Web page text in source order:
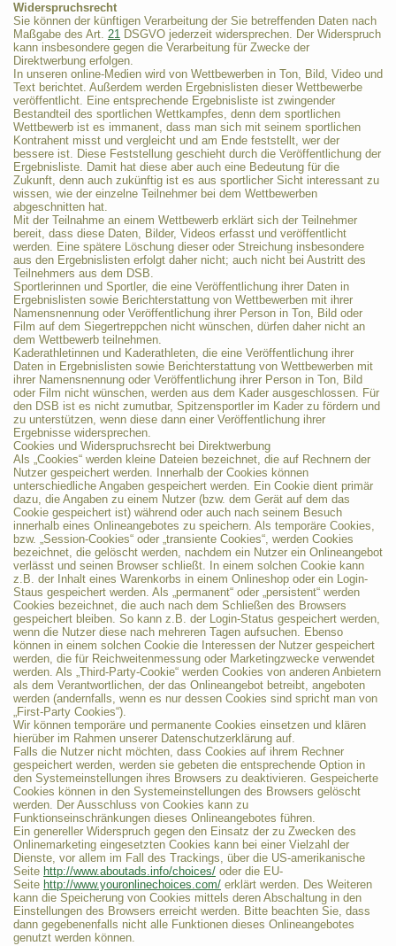
Widerspruchsrecht
Sie können der künftigen Verarbeitung der Sie betreffenden Daten nach
Maßgabe des Art. 21 DSGVO jederzeit widersprechen. Der Widerspruch
kann insbesondere gegen die Verarbeitung für Zwecke der
Direktwerbung erfolgen.
In unseren online-Medien wird von Wettbewerben in Ton, Bild, Video und
Text berichtet. Außerdem werden Ergebnislisten dieser Wettbewerbe
veröffentlicht. Eine entsprechende Ergebnisliste ist zwingender
Bestandteil des sportlichen Wettkampfes, denn dem sportlichen
Wettbewerb ist es immanent, dass man sich mit seinem sportlichen
Kontrahent misst und vergleicht und am Ende feststellt, wer der
bessere ist. Diese Feststellung geschieht durch die Veröffentlichung der
Ergebnisliste. Damit hat diese aber auch eine Bedeutung für die
Zukunft, denn auch zukünftig ist es aus sportlicher Sicht interessant zu
wissen, wie der einzelne Teilnehmer bei dem Wettbewerben
abgeschnitten hat.
Mit der Teilnahme an einem Wettbewerb erklärt sich der Teilnehmer
bereit, dass diese Daten, Bilder, Videos erfasst und veröffentlicht
werden. Eine spätere Löschung dieser oder Streichung insbesondere
aus den Ergebnislisten erfolgt daher nicht; auch nicht bei Austritt des
Teilnehmers aus dem DSB.
Sportlerinnen und Sportler, die eine Veröffentlichung ihrer Daten in
Ergebnislisten sowie Berichterstattung von Wettbewerben mit ihrer
Namensnennung oder Veröffentlichung ihrer Person in Ton, Bild oder
Film auf dem Siegertreppchen nicht wünschen, dürfen daher nicht an
dem Wettbewerb teilnehmen.
Kaderathletinnen und Kaderathleten, die eine Veröffentlichung ihrer
Daten in Ergebnislisten sowie Berichterstattung von Wettbewerben mit
ihrer Namensnennung oder Veröffentlichung ihrer Person in Ton, Bild
oder Film nicht wünschen, werden aus dem Kader ausgeschlossen. Für
den DSB ist es nicht zumutbar, Spitzensportler im Kader zu fördern und
zu unterstützen, wenn diese dann einer Veröffentlichung ihrer
Ergebnisse widersprechen.
Cookies und Widerspruchsrecht bei Direktwerbung
Als „Cookies“ werden kleine Dateien bezeichnet, die auf Rechnern der
Nutzer gespeichert werden. Innerhalb der Cookies können
unterschiedliche Angaben gespeichert werden. Ein Cookie dient primär
dazu, die Angaben zu einem Nutzer (bzw. dem Gerät auf dem das
Cookie gespeichert ist) während oder auch nach seinem Besuch
innerhalb eines Onlineangebotes zu speichern. Als temporäre Cookies,
bzw. „Session-Cookies“ oder „transiente Cookies“, werden Cookies
bezeichnet, die gelöscht werden, nachdem ein Nutzer ein Onlineangebot
verlässt und seinen Browser schließt. In einem solchen Cookie kann
z.B. der Inhalt eines Warenkorbs in einem Onlineshop oder ein Login-
Staus gespeichert werden. Als „permanent“ oder „persistent“ werden
Cookies bezeichnet, die auch nach dem Schließen des Browsers
gespeichert bleiben. So kann z.B. der Login-Status gespeichert werden,
wenn die Nutzer diese nach mehreren Tagen aufsuchen. Ebenso
können in einem solchen Cookie die Interessen der Nutzer gespeichert
werden, die für Reichweitenmessung oder Marketingzwecke verwendet
werden. Als „Third-Party-Cookie“ werden Cookies von anderen Anbietern
als dem Verantwortlichen, der das Onlineangebot betreibt, angeboten
werden (andernfalls, wenn es nur dessen Cookies sind spricht man von
„First-Party Cookies“).
Wir können temporäre und permanente Cookies einsetzen und klären
hierüber im Rahmen unserer Datenschutzerklärung auf.
Falls die Nutzer nicht möchten, dass Cookies auf ihrem Rechner
gespeichert werden, werden sie gebeten die entsprechende Option in
den Systemeinstellungen ihres Browsers zu deaktivieren. Gespeicherte
Cookies können in den Systemeinstellungen des Browsers gelöscht
werden. Der Ausschluss von Cookies kann zu
Funktionseinschränkungen dieses Onlineangebotes führen.
Ein genereller Widerspruch gegen den Einsatz der zu Zwecken des
Onlinemarketing eingesetzten Cookies kann bei einer Vielzahl der
Dienste, vor allem im Fall des Trackings, über die US-amerikanische
Seite http://www.aboutads.info/choices/ oder die EU-
Seite http://www.youronlinechoices.com/ erklärt werden. Des Weiteren
kann die Speicherung von Cookies mittels deren Abschaltung in den
Einstellungen des Browsers erreicht werden. Bitte beachten Sie, dass
dann gegebenenfalls nicht alle Funktionen dieses Onlineangebotes
genutzt werden können.